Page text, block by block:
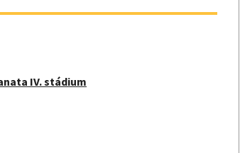
IV. stádium